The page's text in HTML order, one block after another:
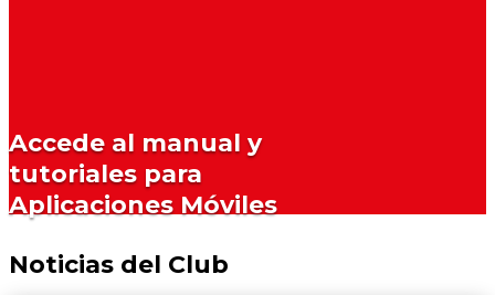
Accede al manual y
tutoriales para
Aplicaciones Móviles
Noticias del Club